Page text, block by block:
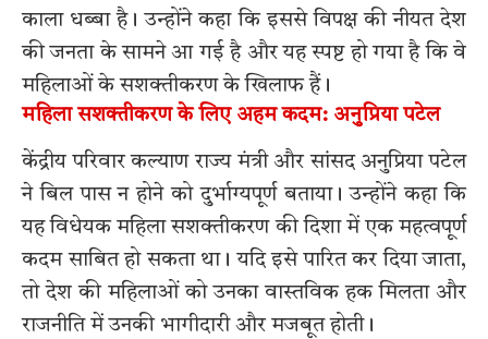
काला धब्बा है। उन्होंने कहा कि इससे विपक्ष की नीयत देश
की जनता के सामने आ गई है और यह स्पष्ट हो गया है कि वे
महिलाओं के सशक्तीकरण के खिलाफ हैं।
महिला सशक्तीकरण के लिए अहम कदम: अनुप्रिया पटेल
केंद्रीय परिवार कल्याण राज्य मंत्री और सांसद अनुप्रिया पटेल
ने बिल पास न होने को दुर्भाग्यपूर्ण बताया। उन्होंने कहा कि
यह विधेयक महिला सशक्तीकरण की दिशा में एक महत्वपूर्ण
कदम साबित हो सकता था। यदि इसे पारित कर दिया जाता,
तो देश की महिलाओं को उनका वास्तविक हक मिलता और
राजनीति में उनकी भागीदारी और मजबूत होती।